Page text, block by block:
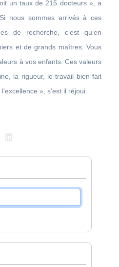
un taux de 215 docteurs », a
nous sommes arrivés à ces
de recherche, c’est qu’en
et de grands maîtres. Vous
à vos enfants. Ces valeurs
la rigueur, le travail bien fait
», s’est il réjoui.